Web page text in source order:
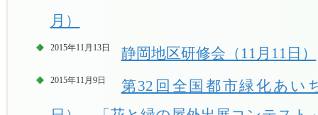
月）
2015年11月13日 静岡地区研修会（11月11日）
2015年11月9日
第32回全国都市緑化あい